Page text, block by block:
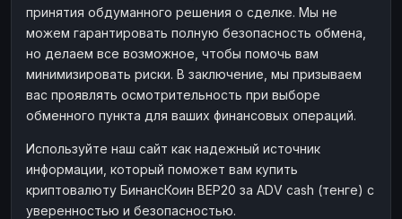
принятия обдуманного решения о сделке. Мы не
можем гарантировать полную безопасность обмена,
но делаем все возможное, чтобы помочь вам
минимизировать риски. В заключение, мы призываем
вас проявлять осмотрительность при выборе
обменного пункта для ваших финансовых операций.
Используйте наш сайт как надежный источник
информации, который поможет вам купить
криптовалюту БинансКоин BEP20 за ADV cash (тенге) с
уверенностью и безопасностью.